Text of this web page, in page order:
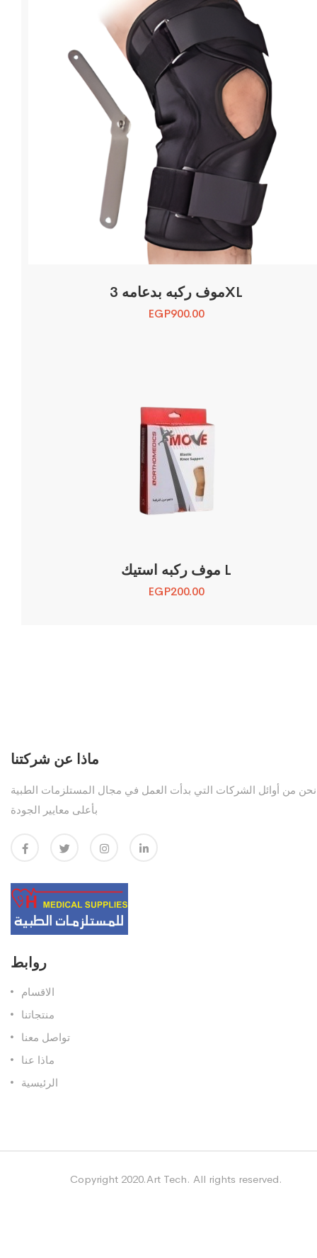
موف ركبه بدعامه 3XL
EGP900.00
موف ركبه استيك L
EGP200.00
ماذا عن شركتنا
نحن من أوائل الشركات التي بدأت العمل في مجال المستلزمات الطبية
بأعلى معايير الجودة
روابط
الاقسام
منتجاتنا
تواصل معنا
ماذا عنا
الرئيسية
Copyright 2020.Art Tech. All rights reserved.